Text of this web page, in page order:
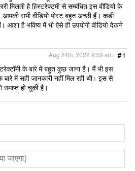
मिलती है हिस्टरेक्टमी से सम्बंधित इस वीडियो के
सभी वीडियो पोस्ट बहुत अच्छी हैं। कड़ी
है भविष्य में भी ऐसे ही उपयोगी वीडियो देखने
#1
Aug 24th, 2022 9:59 am
के बारे में बहुत कुछ जाना है। मैं भी इस
में सही जानकारी नहीं मिल रही थी। इस से
समाप्त हो चुकी है।